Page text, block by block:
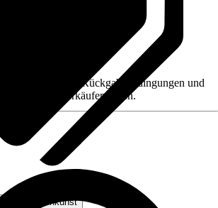
Gartenkunst
wie z. B. Rückgabebedingungen und
auf den Verkäufernamen.